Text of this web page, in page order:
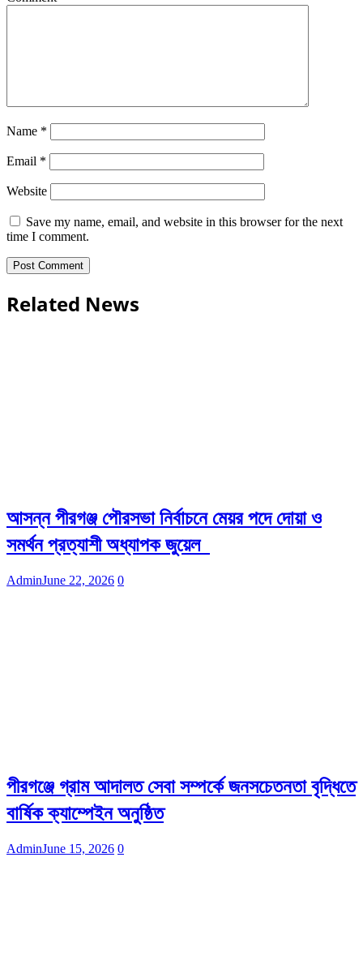
Name *
Email *
Website
Save my name, email, and website in this browser for the next
time I comment.
Related News
আসন্ন পীরগঞ্জ পৌরসভা নির্বাচনে মেয়র পদে দোয়া ও
সমর্থন প্রত্যাশী অধ্যাপক জুয়েল
AdminJune 22, 2026 0
পীরগঞ্জে গ্রাম আদালত সেবা সম্পর্কে জনসচেতনতা বৃদ্ধিতে
বার্ষিক ক্যাম্পেইন অনুষ্ঠিত
AdminJune 15, 2026 0